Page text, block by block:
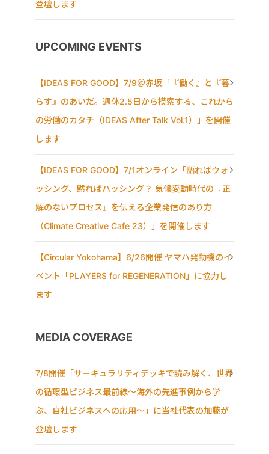
登壇します
UPCOMING EVENTS
【IDEAS FOR GOOD】7/9＠赤坂「『働く』と『暮
らす』のあいだ。週休2.5日から模索する、これから
の労働のカタチ（IDEAS After Talk Vol.1）」を開催
します
【IDEAS FOR GOOD】7/1オンライン「語ればウォ
ッシング、黙ればハッシング？ 気候変動時代の『正
解のないプロセス』を伝える企業発信のあり方
（Climate Creative Cafe 23）」を開催します
【Circular Yokohama】6/26開催 ヤマハ発動機のイ
ベント「PLAYERS for REGENERATION」に協力し
ます
MEDIA COVERAGE
7/8開催「サーキュラリティデッキで読み解く、世界
の循環型ビジネス最前線〜海外の先進事例から学
ぶ、自社ビジネスへの応用〜」に当社代表の加藤が
登壇します